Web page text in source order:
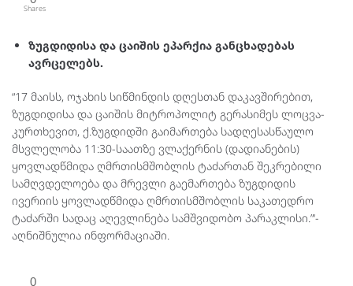
Shares
ზუგდიდისა და ცაიშის ეპარქია განცხადებას
ავრცელებს.
“17 მაისს, ოჯახის სიწმინდის დღესთან დაკავშირებით,
ზუგდიდისა და ცაიშის მიტროპოლიტ გერასიმეს ლოცვა-
კურთხევით, ქ.ზუგდიდში გაიმართება სადღესასწაულო
მსვლელობა 11:30-საათზე ვლაქერნის (დადიანების)
ყოვლადწმიდა ღმრთისმშობლის ტაძართან შეკრებილი
სამღვდელოება და მრევლი გაემართება ზუგდიდის
ივერიის ყოვლადწმიდა ღმრთისმშობლის საკათედრო
ტაძარში სადაც აღევლინება სამშვიდობო პარაკლისი.”‘-
აღნიშნულია ინფორმაციაში.
0